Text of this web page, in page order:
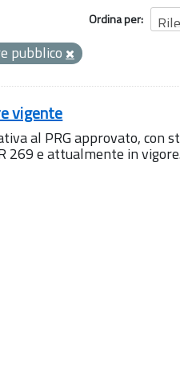
Ordina per
pubblico
vigente
al PRG approvato, con
269 e attualmente in